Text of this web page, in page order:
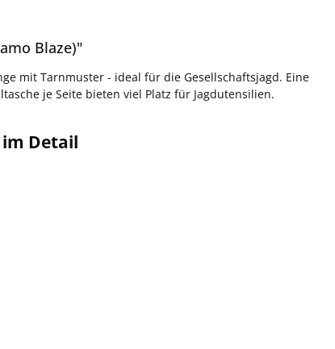
Blaze)"
mit Tarnmuster - ideal für die Gesellschaftsjagd. Eine
je Seite bieten viel Platz für Jagdutensilien.
Detail